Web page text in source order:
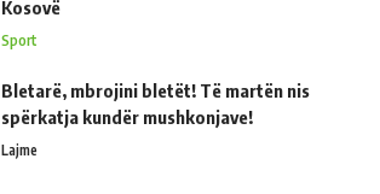
Kosovë
Sport
Bletarë, mbrojini bletët! Të martën nis
spërkatja kundër mushkonjave!
Lajme